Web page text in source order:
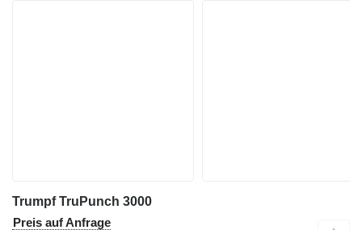
Trumpf TruPunch 3000
Preis auf Anfrage